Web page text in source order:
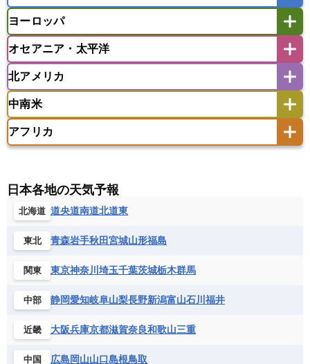
マレーシア
ミャンマー
ラオス人民民主共和国
東ティモール民主共和国
バングラデシュ
モルディブ
アフガニスタン
イスラエル
ウズベキスタン
オマーン
カザフスタン
カタール
キプロス
キルギス
タジキスタン
バーレーン
ヨルダン レバノン
ヨーロッパ
アイスランド
アゼルバイジャン
イギリス
イタリア
ウクライナ
エストニア
オランダ
オーストリア
ギリシャ
スロバキア
スロベニア共和国
チェコ
デンマーク
フランス
ベルギー
ボスニア・ヘルツェゴビナ
モナコ公国
モルドバ
モンテネグロ
ラトビア
リトアニア
リヒテンシュタイン
オセアニア・太平洋
アメリカ領サモア
サモア独立国
ソロモン諸島
タヒチ
ツバル
トンガ ナウル共和国
ニウエ
バヌアツ
パプアニューギニア
ワリス・フテュナ
北アメリカ
バーミューダ諸島
中南米
アメリカ領バージン諸島
キューバ
グアテマラ
グレナダ
ケイマン諸島
コロンビア
ジャマイカ
セントクリストファー・ネービス
セントビンセント及びグレナディーン諸島
セントルシア
チリ
トリニダード・トバゴ
ドミニカ共和国
ニカラグア共和国
ハイチ共和国
バルバドス
パナマ
アフリカ
エジプト
エスワティニ王国
エリトリア国
カメルーン
ギニアビサウ共和国
ケニア
コンゴ共和国
コンゴ民主共和国
コートジボワール
サントメ・プリンシペ民主共和国
ザンビア共和国
シエラレオネ共和国
ジブチ共和国
ジンバブエ
セントヘレナ諸島
セーシェル
日本各地の天気予報
北海道 道央道南道北道東
東北 青森岩手秋田宮城山形福島
関東 東京神奈川 埼玉千葉茨城栃木群馬
中部 静岡愛知岐阜山梨長野新潟富山石川 福井
近畿 大阪兵庫京都滋賀奈良和歌山三重
中国 広島岡山山口島根鳥取